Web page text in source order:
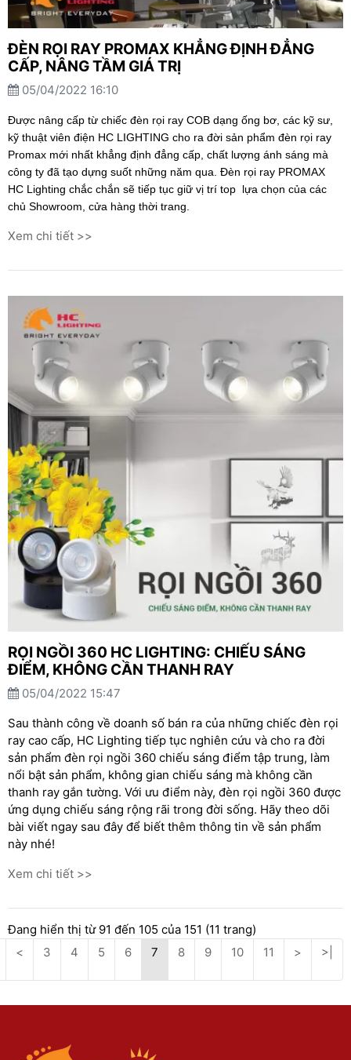
ĐÈN RỌI RAY PROMAX KHẲNG ĐỊNH ĐẲNG
CẤP, NÂNG TẦM GIÁ TRỊ
05/04/2022 16:10
Được nâng cấp từ chiếc đèn rọi ray COB dạng ống bơ, các kỹ sư,
kỹ thuật viên điện HC LIGHTING cho ra đời sản phẩm đèn rọi ray
Promax mới nhất khẳng định đẳng cấp, chất lượng ánh sáng mà
công ty đã tạo dựng suốt những năm qua. Đèn rọi ray PROMAX
HC Lighting chắc chắn sẽ tiếp tục giữ vị trí top lựa chọn của các
chủ Showroom, cửa hàng thời trang.
Xem chi tiết >>
RỌI NGỒI 360 HC LIGHTING: CHIẾU SÁNG
ĐIỂM, KHÔNG CẦN THANH RAY
05/04/2022 15:47
Sau thành công về doanh số bán ra của những chiếc đèn rọi
ray cao cấp, HC Lighting tiếp tục nghiên cứu và cho ra đời
sản phẩm đèn rọi ngồi 360 chiếu sáng điểm tập trung, làm
nổi bật sản phẩm, không gian chiếu sáng mà không cần
thanh ray gắn tường. Với ưu điểm này, đèn rọi ngồi 360 được
ứng dụng chiếu sáng rộng rãi trong đời sống. Hãy theo dõi
bài viết ngay sau đây để biết thêm thông tin về sản phẩm
này nhé!
Xem chi tiết >>
Đang hiển thị từ 91 đến 105 của 151 (11 trang)
<
3 4 5 6 7 8 9 10 11 > >|